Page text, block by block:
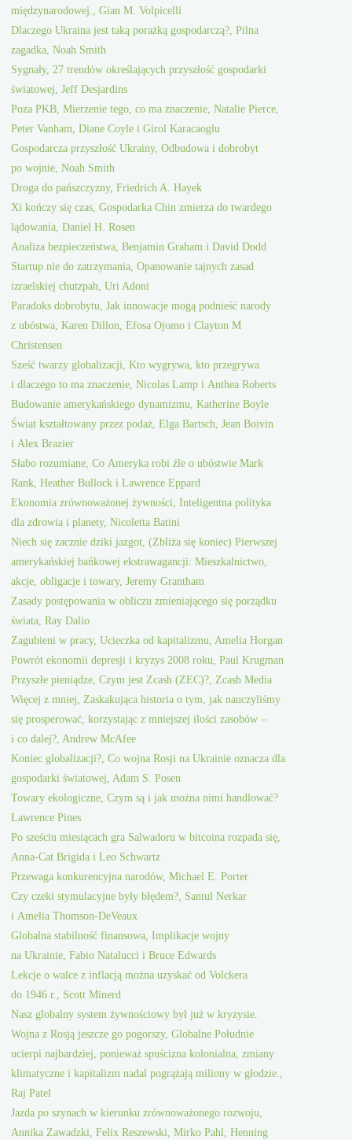
międzynarodowej., Gian M. Volpicelli
Dlaczego Ukraina jest taką porażką gospodarczą?, Pilna
zagadka, Noah Smith
Sygnały, 27 trendów określających przyszłość gospodarki
światowej, Jeff Desjardins
Poza PKB, Mierzenie tego, co ma znaczenie, Natalie Pierce,
Peter Vanham, Diane Coyle i Girol Karacaoglu
Gospodarcza przyszłość Ukrainy, Odbudowa i dobrobyt
po wojnie, Noah Smith
Droga do pańszczyzny, Friedrich A. Hayek
Xi kończy się czas, Gospodarka Chin zmierza do twardego
lądowania, Daniel H. Rosen
Analiza bezpieczeństwa, Benjamin Graham i David Dodd
Startup nie do zatrzymania, Opanowanie tajnych zasad
izraelskiej chutzpah, Uri Adoni
Paradoks dobrobytu, Jak innowacje mogą podnieść narody
z ubóstwa, Karen Dillon, Efosa Ojomo i Clayton M
Christensen
Sześć twarzy globalizacji, Kto wygrywa, kto przegrywa
i dlaczego to ma znaczenie, Nicolas Lamp i Anthea Roberts
Budowanie amerykańskiego dynamizmu, Katherine Boyle
Świat kształtowany przez podaż, Elga Bartsch, Jean Boivin
i Alex Brazier
Słabo rozumiane, Co Ameryka robi źle o ubóstwie Mark
Rank, Heather Bullock i Lawrence Eppard
Ekonomia zrównoważonej żywności, Inteligentna polityka
dla zdrowia i planety, Nicoletta Batini
Niech się zacznie dziki jazgot, (Zbliża się koniec) Pierwszej
amerykańskiej bańkowej ekstrawagancji: Mieszkalnictwo,
akcje, obligacje i towary, Jeremy Grantham
Zasady postępowania w obliczu zmieniającego się porządku
świata, Ray Dalio
Zagubieni w pracy, Ucieczka od kapitalizmu, Amelia Horgan
Powrót ekonomii depresji i kryzys 2008 roku, Paul Krugman
Przyszłe pieniądze, Czym jest Zcash (ZEC)?, Zcash Media
Więcej z mniej, Zaskakująca historia o tym, jak nauczyliśmy
się prosperować, korzystając z mniejszej ilości zasobów –
i co dalej?, Andrew McAfee
Koniec globalizacji?, Co wojna Rosji na Ukrainie oznacza dla
gospodarki światowej, Adam S. Posen
Towary ekologiczne, Czym są i jak można nimi handlować?
Lawrence Pines
Po sześciu miesiącach gra Salwadoru w bitcoina rozpada się,
Anna-Cat Brigida i Leo Schwartz
Przewaga konkurencyjna narodów, Michael E. Porter
Czy czeki stymulacyjne były błędem?, Santul Nerkar
i Amelia Thomson-DeVeaux
Globalna stabilność finansowa, Implikacje wojny
na Ukrainie, Fabio Natalucci i Bruce Edwards
Lekcje o walce z inflacją można uzyskać od Volckera
do 1946 r., Scott Minerd
Nasz globalny system żywnościowy był już w kryzysie.
Wojna z Rosją jeszcze go pogorszy, Globalne Południe
ucierpi najbardziej, ponieważ spuścizna kolonialna, zmiany
klimatyczne i kapitalizm nadal pogrążają miliony w głodzie.,
Raj Patel
Jazda po szynach w kierunku zrównoważonego rozwoju,
Annika Zawadzki, Felix Reszewski, Mirko Pahl, Henning